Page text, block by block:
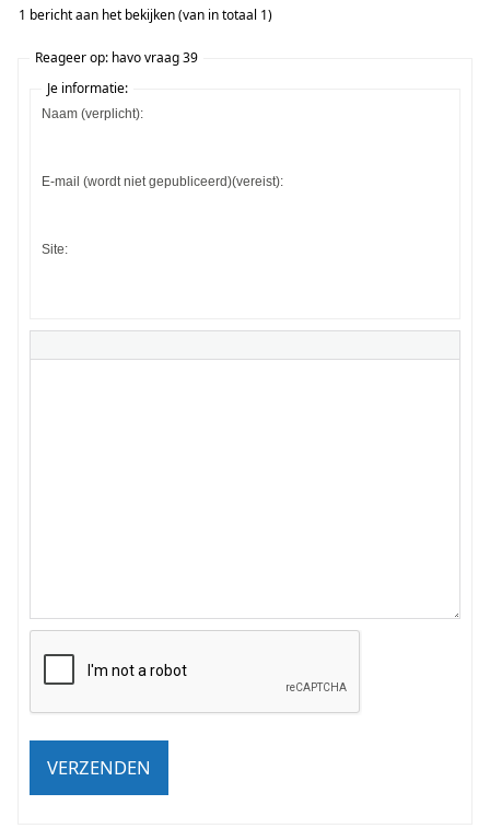
1 bericht aan het bekijken (van in totaal 1)
Reageer op: havo vraag 39
Je informatie:
Naam (verplicht):
E-mail (wordt niet gepubliceerd)(vereist):
Site:
VERZENDEN